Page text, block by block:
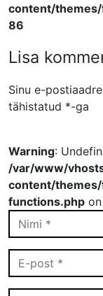
content/
86
Lisa
Sinu e-
tähistatud *-ga
Warning:
/var/www/
content/
functions.php